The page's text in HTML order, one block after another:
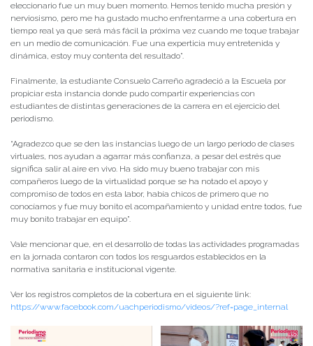
eleccionario fue un muy buen momento. Hemos tenido mucha presión y
nerviosismo, pero me ha gustado mucho enfrentarme a una cobertura en
tiempo real ya que será más fácil la próxima vez cuando me toque trabajar
en un medio de comunicación. Fue una experticia muy entretenida y
dinámica, estoy muy contenta del resultado”.
Finalmente, la estudiante Consuelo Carreño agradeció a la Escuela por
propiciar esta instancia donde pudo compartir experiencias con
estudiantes de distintas generaciones de la carrera en el ejercicio del
periodismo.
“Agradezco que se den las instancias luego de un largo periodo de clases
virtuales, nos ayudan a agarrar más confianza, a pesar del estrés que
significa salir al aire en vivo. Ha sido muy bueno trabajar con mis
compañeros luego de la virtualidad porque se ha notado el apoyo y
compromiso de todos en esta labor, había chicos de primero que no
conocíamos y fue muy bonito el acompañamiento y unidad entre todos, fue
muy bonito trabajar en equipo”.
Vale mencionar que, en el desarrollo de todas las actividades programadas
en la jornada contaron con todos los resguardos establecidos en la
normativa sanitaria e institucional vigente.
Ver los registros completos de la cobertura en el siguiente link:
https://www.facebook.com/uachperiodismo/videos/?ref=page_internal